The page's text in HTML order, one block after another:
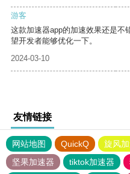
游客
这款加速器app的加速效果还是不
望开发者能够优化一下。
2024-03-10
友情链接
网站地图 QuickQ 旋风
坚果加速器
tiktok加速器